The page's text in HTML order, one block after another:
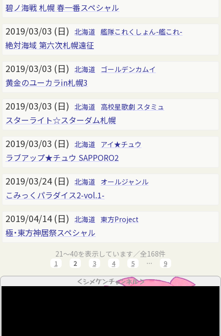
碧ノ海戦 札幌 春一番スペシャル
2019/03/03 (日) 北海道 艦隊これくしょん-艦これ-
絶対海域 第六次札幌遠征
2019/03/03 (日) 北海道 ゴールデンカムイ
黄金のユーカラin札幌3
2019/03/03 (日) 北海道 高校星歌劇 スタミュ
スターライト☆スターダム札幌
2019/03/03 (日) 北海道 アイ★チュウ
ラブアップ★チュウ SAPPORO2
2019/03/24 (日) 北海道 オールジャンル
こみっくパラダイス2-vol.1-
2019/04/14 (日) 北海道 東方Project
極・東方神居祭スペシャル
21～40を表示しています／全168件
1 2 3 4 5 … 9
＜シメケンチャンネル＞